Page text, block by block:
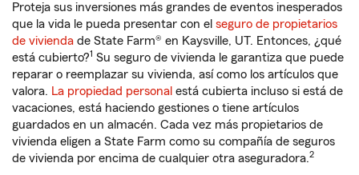
Proteja sus inversiones más grandes de eventos inesperados
que la vida le pueda presentar con el seguro de propietarios
de vivienda de State Farm® en Kaysville, UT. Entonces, ¿qué
está cubierto?1 Su seguro de vivienda le garantiza que puede
reparar o reemplazar su vivienda, así como los artículos que
valora. La propiedad personal está cubierta incluso si está de
vacaciones, está haciendo gestiones o tiene artículos
guardados en un almacén. Cada vez más propietarios de
vivienda eligen a State Farm como su compañía de seguros
de vivienda por encima de cualquier otra aseguradora.2